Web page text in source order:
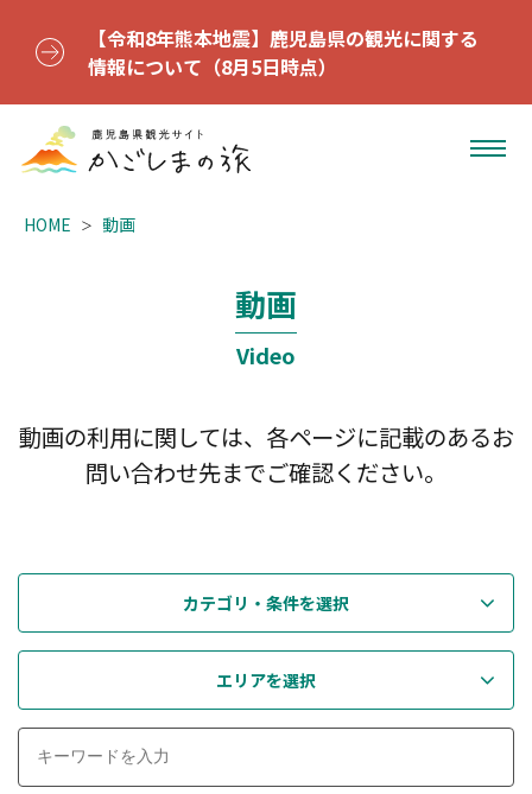
【令和8年熊本地震】鹿児島県の観光に関する
情報について（8月5日時点）
HOME 動画
動画
Video
動画の利用に関しては、各ページに記載のあるお
問い合わせ先までご確認ください。
カテゴリ・条件を選択
エリアを選択